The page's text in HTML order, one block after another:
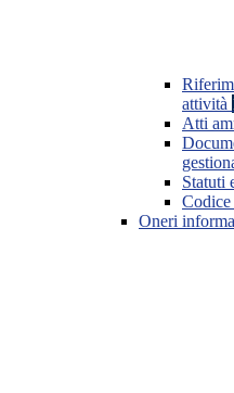
attività
Atti
Statuti
Codice
Oneri